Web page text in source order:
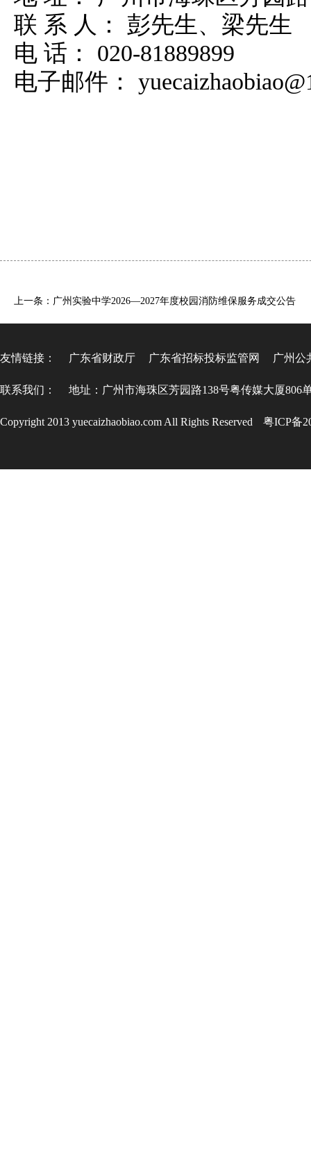
联 系 人：
彭先生、梁先生
电 话：
020-81889899
电子邮件：
上一条：广州实验中学2026—2027年度校园消防维保服务成交公告
友情链接： 广东省财政厅 广东省招标投标监管网 广州公
联系我们： 地址：广州市海珠区芳园路138号粤传媒大厦806
Copyright 2013 yuecaizhaobiao.com All Rights Reserved 粤ICP备